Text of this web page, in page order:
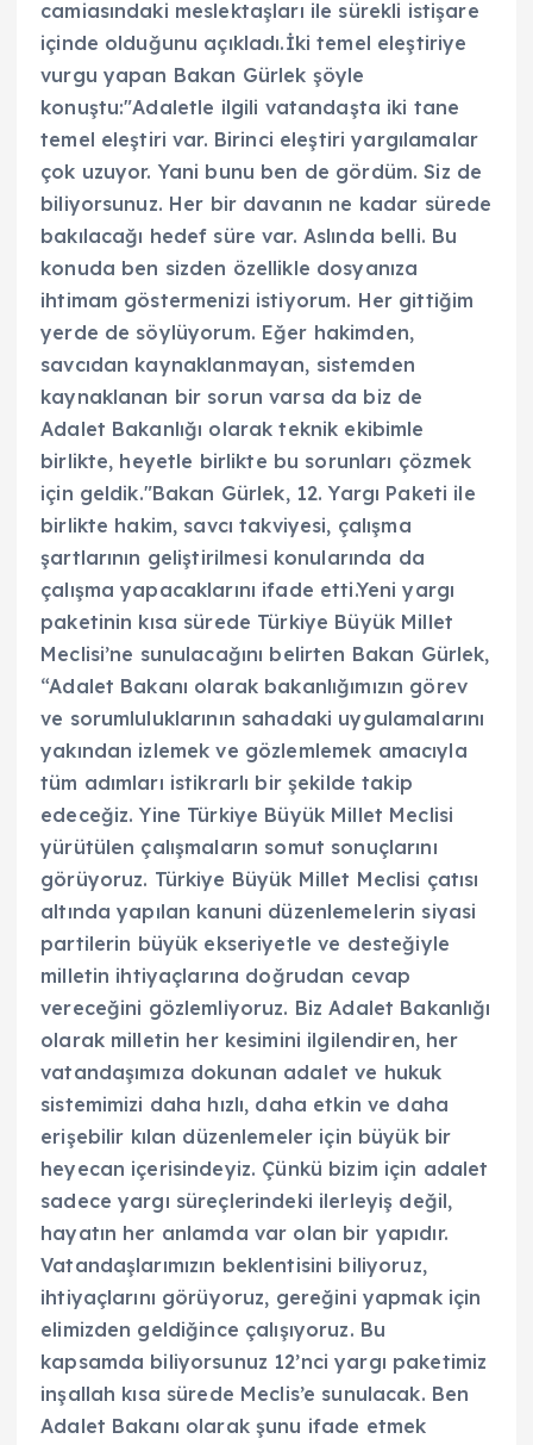
camiasındaki meslektaşları ile sürekli istişare
içinde olduğunu açıkladı.İki temel eleştiriye
vurgu yapan Bakan Gürlek şöyle
konuştu:"Adaletle ilgili vatandaşta iki tane
temel eleştiri var. Birinci eleştiri yargılamalar
çok uzuyor. Yani bunu ben de gördüm. Siz de
biliyorsunuz. Her bir davanın ne kadar sürede
bakılacağı hedef süre var. Aslında belli. Bu
konuda ben sizden özellikle dosyanıza
ihtimam göstermenizi istiyorum. Her gittiğim
yerde de söylüyorum. Eğer hakimden,
savcıdan kaynaklanmayan, sistemden
kaynaklanan bir sorun varsa da biz de
Adalet Bakanlığı olarak teknik ekibimle
birlikte, heyetle birlikte bu sorunları çözmek
için geldik."Bakan Gürlek, 12. Yargı Paketi ile
birlikte hakim, savcı takviyesi, çalışma
şartlarının geliştirilmesi konularında da
çalışma yapacaklarını ifade etti.Yeni yargı
paketinin kısa sürede Türkiye Büyük Millet
Meclisi’ne sunulacağını belirten Bakan Gürlek,
“Adalet Bakanı olarak bakanlığımızın görev
ve sorumluluklarının sahadaki uygulamalarını
yakından izlemek ve gözlemlemek amacıyla
tüm adımları istikrarlı bir şekilde takip
edeceğiz. Yine Türkiye Büyük Millet Meclisi
yürütülen çalışmaların somut sonuçlarını
görüyoruz. Türkiye Büyük Millet Meclisi çatısı
altında yapılan kanuni düzenlemelerin siyasi
partilerin büyük ekseriyetle ve desteğiyle
milletin ihtiyaçlarına doğrudan cevap
vereceğini gözlemliyoruz. Biz Adalet Bakanlığı
olarak milletin her kesimini ilgilendiren, her
vatandaşımıza dokunan adalet ve hukuk
sistemimizi daha hızlı, daha etkin ve daha
erişebilir kılan düzenlemeler için büyük bir
heyecan içerisindeyiz. Çünkü bizim için adalet
sadece yargı süreçlerindeki ilerleyiş değil,
hayatın her anlamda var olan bir yapıdır.
Vatandaşlarımızın beklentisini biliyoruz,
ihtiyaçlarını görüyoruz, gereğini yapmak için
elimizden geldiğince çalışıyoruz. Bu
kapsamda biliyorsunuz 12’nci yargı paketimiz
inşallah kısa sürede Meclis’e sunulacak. Ben
Adalet Bakanı olarak şunu ifade etmek